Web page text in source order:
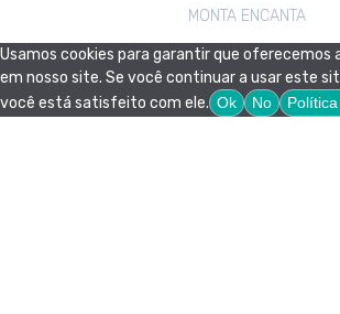
MONTA ENCANTA
Usamos cookies para garantir que oferecemos
em nosso site. Se você continuar a usar este
você está satisfeito com ele. Ok No